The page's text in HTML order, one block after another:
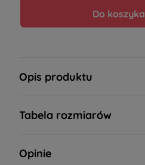
Do koszyka
Opis produktu
Tabela rozmiarów
Opinie